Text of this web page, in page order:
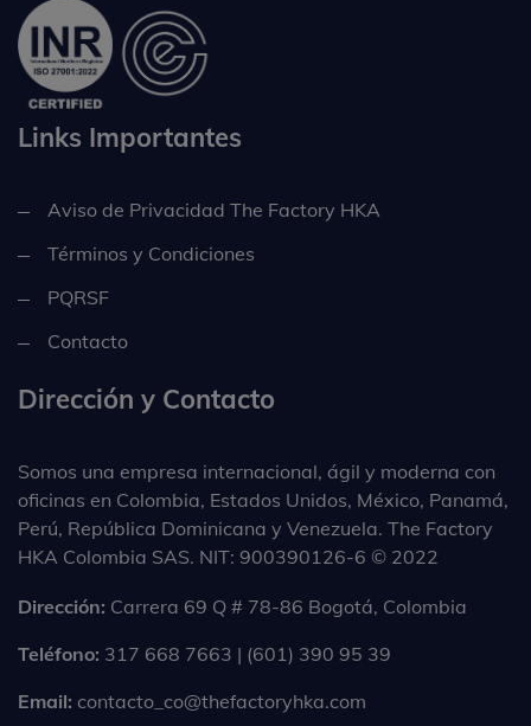
Links Importantes
Aviso de Privacidad The Factory HKA
Términos y Condiciones
PQRSF
Contacto
Dirección y Contacto
Somos una empresa internacional, ágil y moderna con
oficinas en Colombia, Estados Unidos, México, Panamá,
Perú, República Dominicana y Venezuela. The Factory
HKA Colombia SAS. NIT: 900390126-6 © 2022
Dirección: Carrera 69 Q # 78-86 Bogotá, Colombia
Teléfono: 317 668 7663 | (601) 390 95 39
Email: contacto_co@thefactoryhka.com